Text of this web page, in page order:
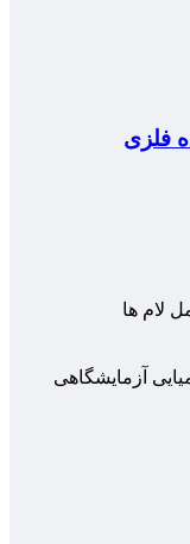
لام ها
آزمایشگاهی